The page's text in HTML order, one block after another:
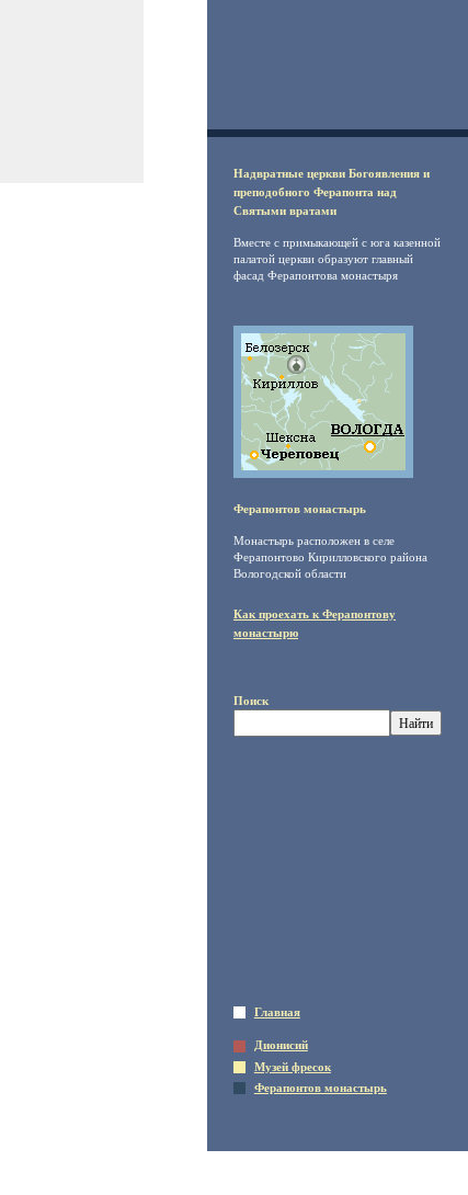
Надвратные церкви Богоявления и
преподобного Ферапонта над
Святыми вратами
Вместе с примыкающей с юга казенной
палатой церкви образуют главный
фасад Ферапонтова монастыря
Ферапонтов монастырь
Монастырь расположен в селе
Ферапонтово Кирилловского района
Вологодской области
Как проехать к Ферапонтову
монастырю
Поиск
Главная
Дионисий
Музей фресок
Ферапонтов монастырь